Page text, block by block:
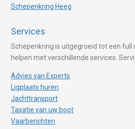
Schepenkring Heeg
Services
Schepenkring is uitgegroeid tot een full
helpen met verschillende services.
Advies van Experts
Ligplaats huren
Jachttransport
Taxatie van uw boot
Vaarberichten